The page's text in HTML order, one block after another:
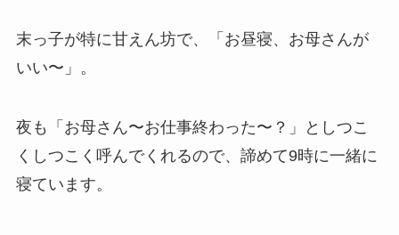
末っ子が特に甘えん坊で、「お昼寝、お母さんが
いい〜」。
夜も「お母さん〜お仕事終わった〜？」としつこ
くしつこく呼んでくれるので、諦めて9時に一緒に
寝ています。